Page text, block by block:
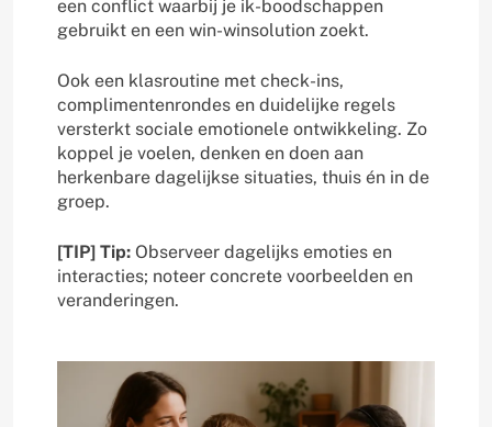
een conflict waarbij je ik-boodschappen
gebruikt en een win-winsolution zoekt.
Ook een klasroutine met check-ins,
complimentenrondes en duidelijke regels
versterkt sociale emotionele ontwikkeling. Zo
koppel je voelen, denken en doen aan
herkenbare dagelijkse situaties, thuis én in de
groep.
[TIP] Tip: Observeer dagelijks emoties en
interacties; noteer concrete voorbeelden en
veranderingen.